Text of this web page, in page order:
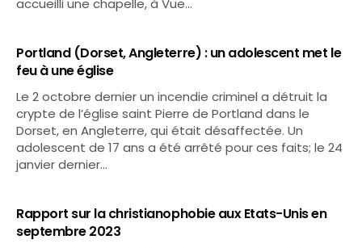
accueilli une chapelle, à Vue…
Portland (Dorset, Angleterre) : un adolescent met le
feu à une église
Le 2 octobre dernier un incendie criminel a détruit la
crypte de l’église saint Pierre de Portland dans le
Dorset, en Angleterre, qui était désaffectée. Un
adolescent de 17 ans a été arrêté pour ces faits; le 24
janvier dernier…
Rapport sur la christianophobie aux Etats-Unis en
septembre 2023